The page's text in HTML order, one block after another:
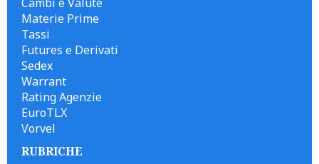
Materie Prime
Tassi
Futures e Derivati
Sedex
Warrant
Rating Agenzie
EuroTLX
Vorvel
RUBRICHE